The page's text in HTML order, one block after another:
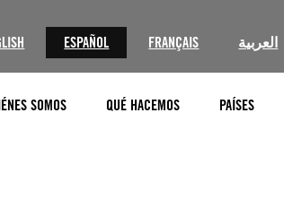
ESPAÑOL FRANÇAIS العربية
SOMOS QUÉ HACEMOS PAÍSES